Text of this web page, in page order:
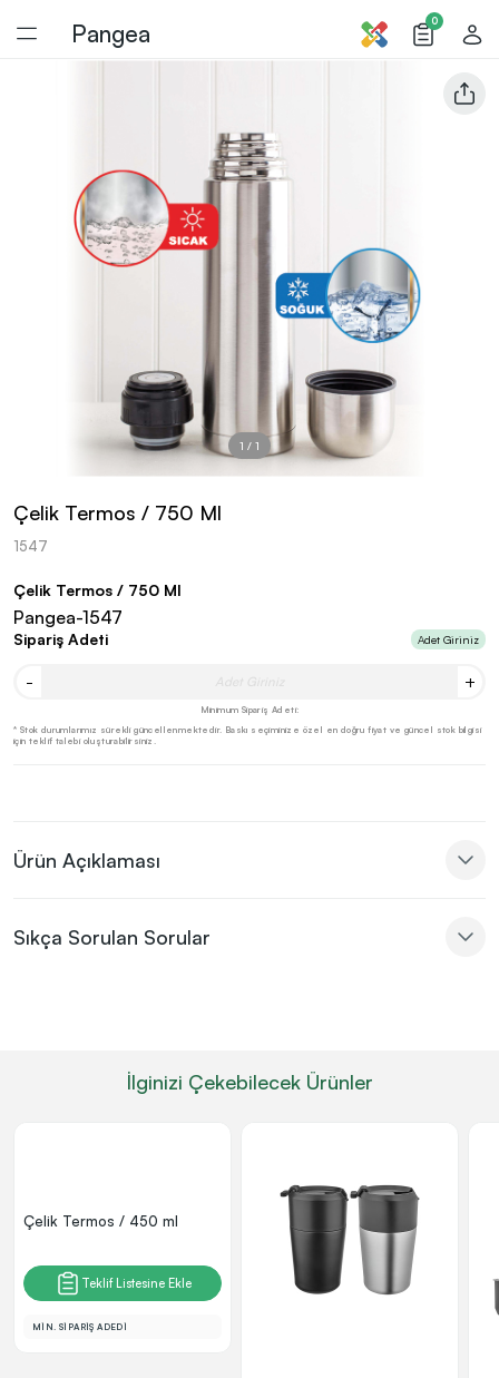
Pangea 0
Çelik Termos / 750 Ml
1547
1 / 1
Çelik Termos / 750 Ml
Pangea-1547
Sipariş Adeti Adet Giriniz
- +
Minimum Sipariş Adeti:
* Stok durumlarımız sürekli güncellenmektedir. Baskı seçiminize özel en doğru fiyat ve güncel stok bilgisi
için teklif talebi oluşturabilirsiniz.
Ürün Açıklaması
Sıkça Sorulan Sorular
İlginizi Çekebilecek Ürünler
Çelik Termos / 450 ml
Teklif Listesine Ekle
MİN. SİPARİŞ ADEDİ